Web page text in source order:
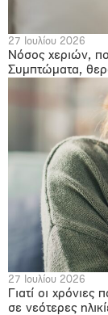
27 Ιουλίου 2026
Νόσος χεριών,
Συμπτώματα,
27 Ιουλίου 2026
Γιατί οι χρόνιες
σε νεότερες